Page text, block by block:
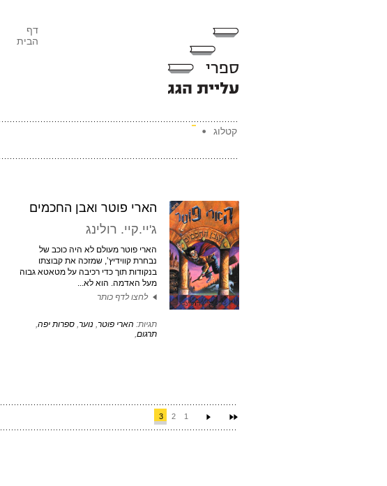
דף
הבית
קטלוג
הארי פוטר ואבן החכמים
ג'יי.קיי. רולינג
הארי פוטר מעולם לא היה כוכב של
נבחרת קווידיץ’, שמזכה את קבוצתו
בנקודות תוך כדי רכיבה על מטאטא גבוה
מעל האדמה. הוא לא...
לחצו לדף כותר
תגיות: הארי פוטר, נוער, ספרות יפה,
תרגום,
1
2
3